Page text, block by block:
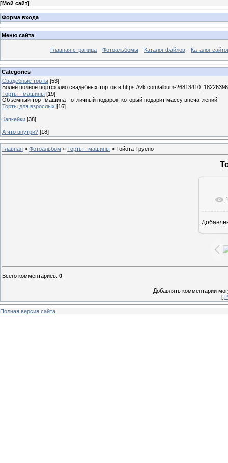
[Мой сайт]
Форма входа
Меню сайта
Главная страница Фотоальбомы Каталог файлов Каталог
Categories
Свадебные торты [53]
Более полное портфолио свадебных тортов в https://vk.com/album-
Торты - машины [19]
Объемный торт машина - отличный подарок, который подарит массу впечатлений!
Торты для взрослых [16]
Капкейки [38]
А что внутри? [18]
Главная » Фотоальбом » Торты - машины » Тойота Труено
Всего комментариев: 0
Добавлять комментарии
[
Полная версия сайта